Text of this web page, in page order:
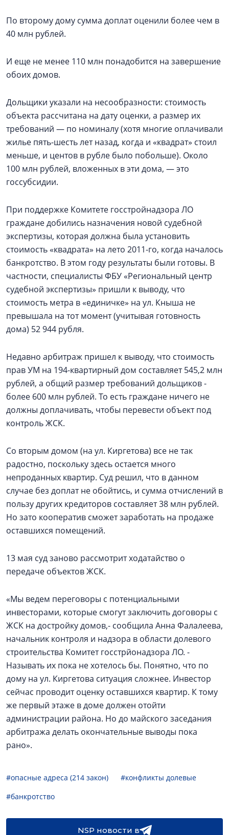
По второму дому сумма доплат оценили более чем в
40 млн рублей.
И еще не менее 110 млн понадобится на завершение
обоих домов.
Дольщики указали на несообразности: стоимость
объекта рассчитана на дату оценки, а размер их
требований — по номиналу (хотя многие оплачивали
жилье пять-шесть лет назад, когда и «квадрат» стоил
меньше, и центов в рубле было побольше). Около
100 млн рублей, вложенных в эти дома, — это
госсубсидии.
При поддержке Комитете госстройнадзора ЛО
граждане добились назначения новой судебной
экспертизы, которая должна была установить
стоимость «квадрата» на лето 2011-го, когда началось
банкротство. В этом году результаты были готовы. В
частности, специалисты ФБУ «Региональный центр
судебной экспертизы» пришли к выводу, что
стоимость метра в «единичке» на ул. Кныша не
превышала на тот момент (учитывая готовность
дома) 52 944 рубля.
Недавно арбитраж пришел к выводу, что стоимость
прав УМ на 194-квартирный дом составляет 545,2 млн
рублей, а общий размер требований дольщиков -
более 600 млн рублей. То есть граждане ничего не
должны доплачивать, чтобы перевести объект под
контроль ЖСК.
Со вторым домом (на ул. Киргетова) все не так
радостно, поскольку здесь остается много
непроданных квартир. Суд решил, что в данном
случае без доплат не обойтись, и сумма отчислений в
пользу других кредиторов составляет 38 млн рублей.
Но зато кооператив сможет заработать на продаже
оставшихся помещений.
13 мая суд заново рассмотрит ходатайство о
передаче объектов ЖСК.
«Мы ведем переговоры с потенциальными
инвесторами, которые смогут заключить договоры с
ЖСК на достройку домов,- сообщила Анна Фалалеева,
начальник контроля и надзора в области долевого
строительства Комитет госстрйонадзора ЛО. -
Называть их пока не хотелось бы. Понятно, что по
дому на ул. Киргетова ситуация сложнее. Инвестор
сейчас проводит оценку оставшихся квартир. К тому
же первый этаже в доме должен отойти
администрации района. Но до майского заседания
арбитража делать окончательные выводы пока
рано».
#опасные адреса (214 закон)
#конфликты долевые
#банкротство
NSP новости в